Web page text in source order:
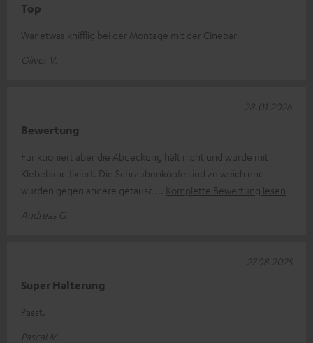
Top
War etwas knifflig bei der Montage mit der Cinebar
Oliver V.
Bewertung
Funktioniert aber die Abdeckung hält nicht und wurde mit
Klebeband fixiert. Die Schraubenköpfe sind zu weich und
wurden gegen andere getausc
Komplette Bewertung lesen
Andreas G.
28.01.2026
Super Halterung
Passt.
Pascal M.
27.08.2025